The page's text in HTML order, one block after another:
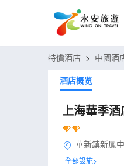
特價酒店 > 中國酒
酒店概览
上海華季酒
華新鎮新鳳
全部設施>